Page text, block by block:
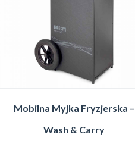
Mobilna Myjka Fryzjerska –
Wash & Carry